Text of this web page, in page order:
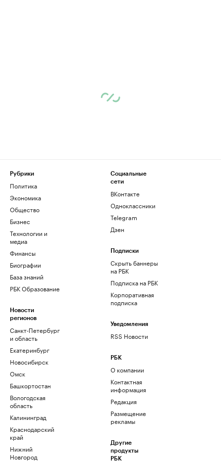
Рубрики
Политика
Экономика
Общество
Бизнес
Технологии и
медиа
Финансы
Биографии
База знаний
РБК Образование
Новости
регионов
Санкт-Петербург
и область
Екатеринбург
Новосибирск
Омск
Башкортостан
Вологодская
область
Калининград
Краснодарский
край
Нижний
Новгород
Социальные
сети
ВКонтакте
Одноклассники
Telegram
Дзен
Подписки
Скрыть баннеры
на РБК
Подписка на РБК
Корпоративная
подписка
Уведомления
RSS Новости
РБК
О компании
Контактная
информация
Редакция
Размещение
рекламы
Другие
продукты
РБК